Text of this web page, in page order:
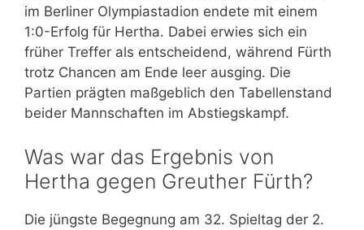
im Berliner Olympiastadion endete mit einem
1:0-Erfolg für Hertha. Dabei erwies sich ein
früher Treffer als entscheidend, während Fürth
trotz Chancen am Ende leer ausging. Die
Partien prägten maßgeblich den Tabellenstand
beider Mannschaften im Abstiegskampf.
Was war das Ergebnis von
Hertha gegen Greuther Fürth?
Die jüngste Begegnung am 32. Spieltag der 2.